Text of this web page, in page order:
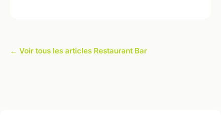
← Voir tous les articles Restaurant Bar